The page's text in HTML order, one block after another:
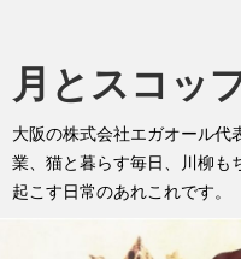
月とスコッ
大阪の株式会社エガオール
業、猫と暮らす毎日、川柳も
起こす日常のあれこれです。